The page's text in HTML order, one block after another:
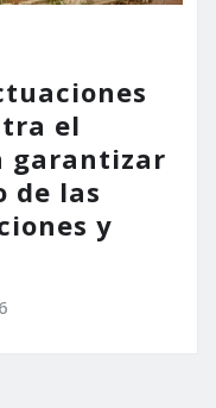
el
garantizar
de las
y